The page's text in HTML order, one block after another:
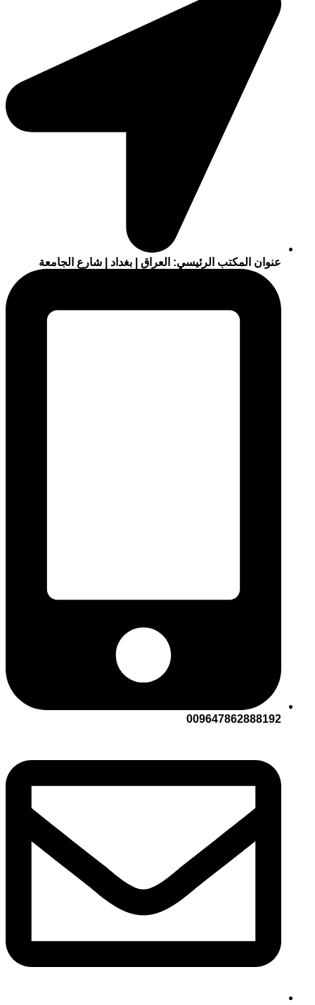
عنوان المكتب الرئيسي: العراق | بغداد | شارع الجامعة
009647862888192